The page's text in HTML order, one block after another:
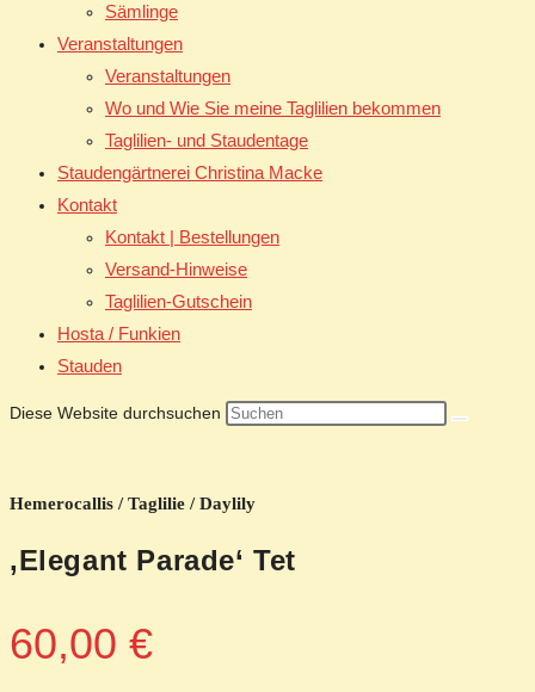
Sämlinge
Veranstaltungen
Veranstaltungen
Wo und Wie Sie meine Taglilien bekommen
Taglilien- und Staudentage
Staudengärtnerei Christina Macke
Kontakt
Kontakt | Bestellungen
Versand-Hinweise
Taglilien-Gutschein
Hosta / Funkien
Stauden
Diese Website durchsuchen
Hemerocallis / Taglilie / Daylily
‚Elegant Parade‘ Tet
60,00 €